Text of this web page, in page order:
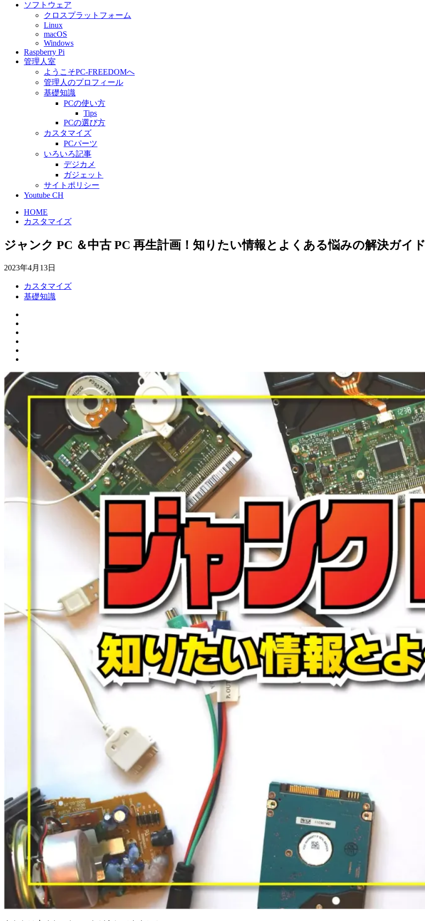
ソフトウェア
クロスプラットフォーム
Linux
macOS
Windows
Raspberry Pi
管理人室
ようこそPC-FREEDOMへ
管理人のプロフィール
基礎知識
PCの使い方
Tips
PCの選び方
カスタマイズ
PCパーツ
いろいろ記事
デジカメ
ガジェット
サイトポリシー
Youtube CH
HOME
カスタマイズ
ジャンク PC ＆中古 PC 再生計画！知りたい情報とよくある悩みの解決ガイド
2023年4月13日
カスタマイズ
基礎知識